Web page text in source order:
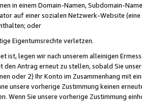
in einem Domain-Namen, Subdomain-
auf einer sozialen Netzwerk-Website
oder
Eigentumsrechte verletzen.
ist, legen wir nach unserem alleinigen
den Antrag erneut zu stellen, sobald Sie
oder 2) Ihr Konto im Zusammenhang mit
unsere vorherige Zustimmung keinen
Wenn Sie unsere vorherige Zustimmung